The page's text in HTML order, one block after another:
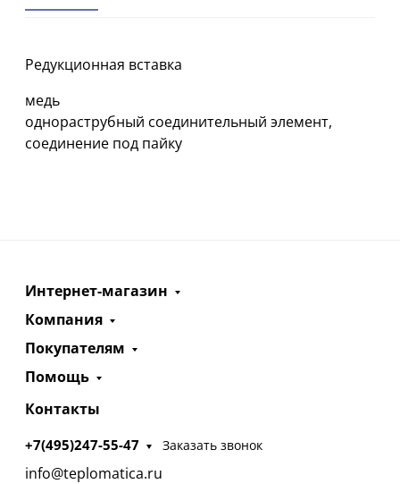
Редукционная вставка
медь
однораструбный соединительный элемент,
соединение под пайку
Интернет-магазин
Компания
Покупателям
Помощь
Контакты
+7(495)247-55-47 Заказать звонок
info@teplomatica.ru